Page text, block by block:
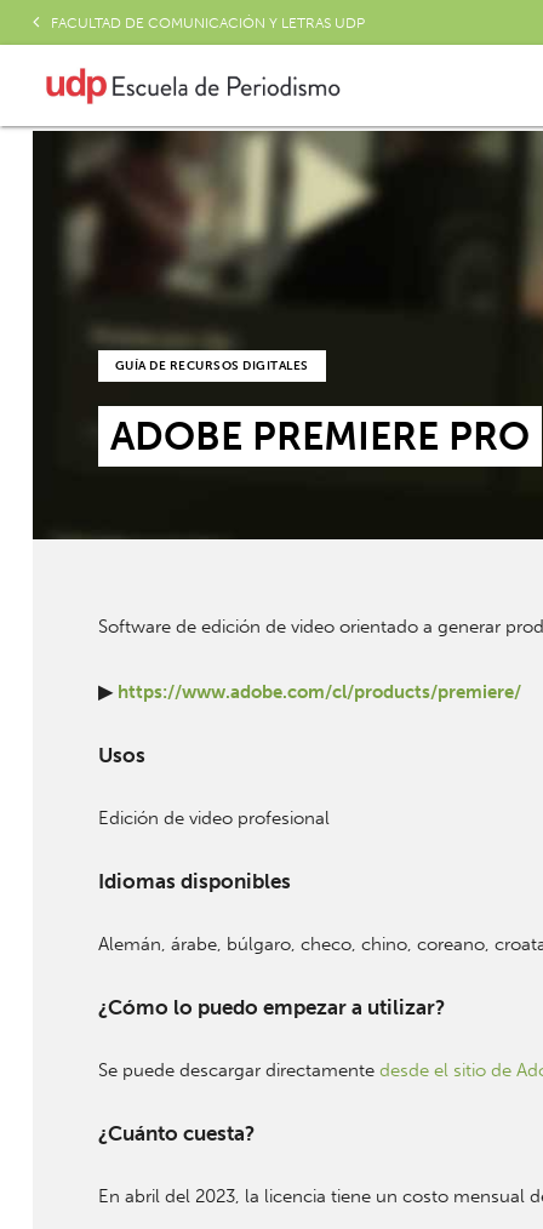
FACULTAD DE COMUNICACIÓN Y LETRAS UDP
GUÍA DE RECURSOS DIGITALES
ADOBE PREMIERE PRO
Software de edición de video orientado a generar
▶ https://www.adobe.com/cl/products/premiere/
Usos
Edición de video profesional
Idiomas disponibles
Alemán, árabe, búlgaro, checo, chino, coreano,
¿Cómo lo puedo empezar a utilizar?
Se puede descargar directamente desde el sitio de
¿Cuánto cuesta?
En abril del 2023, la licencia tiene un costo mensual